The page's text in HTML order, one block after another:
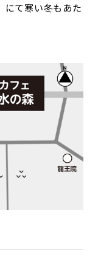
にて寒い冬もあた